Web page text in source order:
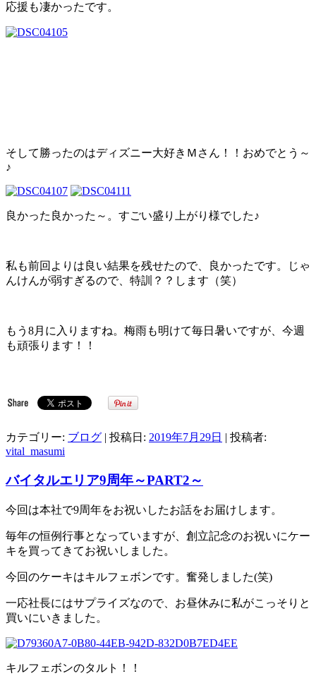
応援も凄かったです。
そして勝ったのはディズニー大好きＭさん！！おめでとう～
♪
良かった良かった～。すごい盛り上がり様でした♪
私も前回よりは良い結果を残せたので、良かったです。じゃ
んけんが弱すぎるので、特訓？？します（笑）
もう8月に入りますね。梅雨も明けて毎日暑いですが、今週
も頑張ります！！
カテゴリー: ブログ | 投稿日: 2019年7月29日 | 投稿者:
vital_masumi
バイタルエリア9周年～PART2～
今回は本社で9周年をお祝いしたお話をお届けします。
毎年の恒例行事となっていますが、創立記念のお祝いにケー
キを買ってきてお祝いしました。
今回のケーキはキルフェボンです。奮発しました(笑)
一応社長にはサプライズなので、お昼休みに私がこっそりと
買いにいきました。
キルフェボンのタルト！！